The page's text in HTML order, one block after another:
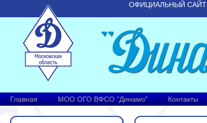
ОФИЦИАЛЬНЫЙ
Главная МОО ОГО ВФСО "Динамо" Контакты